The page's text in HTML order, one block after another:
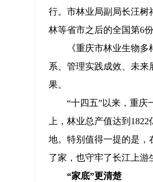
行。市林业局副局长汪树
林等省市之后的全国第6
《重庆市林业生物
系、管理实践成效、未来
果。
“十四五”以来，重庆
上，林业总产值达到
地。特别值得一提的是，
了家，也守牢了长江上游
“家底”更清楚